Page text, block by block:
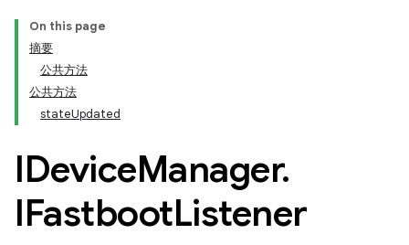
On this page
摘要
公共方法
公共方法
stateUpdated
IDeviceManager.
IFastbootListener